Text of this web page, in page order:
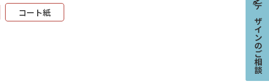
デザインのご相談
コート紙